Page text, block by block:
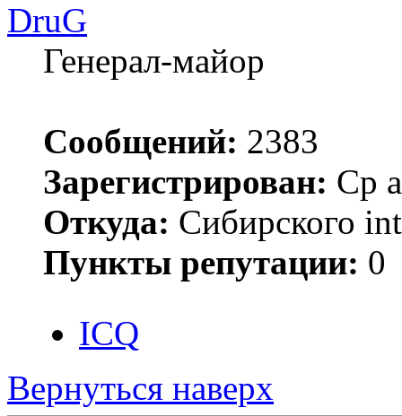
DruG
Генерал-майор
Сообщений: 2383
Зарегистрирован: Ср
Откуда: Сибирского
Пункты репутации: 0
ICQ
Вернуться наверх